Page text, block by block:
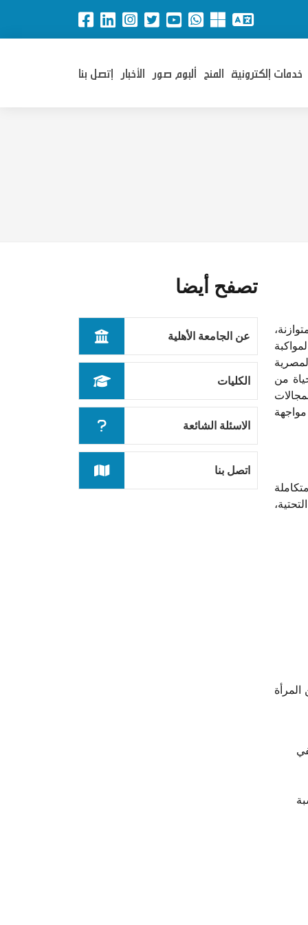
خدمات إلكترونية المنح ألبوم صور الأخبار إتصل بنا
والتي تعتمد على 3 أبعاد البُعد الإقتصادي، والبعد الإجتماعي، والبُعد البيئي. وإيماناً بما جاء في الإصدار الثاني لرؤية مصر 2030 لمواكبة
من
مواجهة
تصفح أيضا
عن الجامعة الأهلية
الكليات
الاسئلة الشائعة
اتصل بنا